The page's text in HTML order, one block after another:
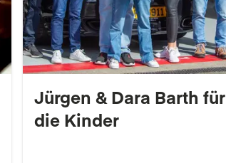
Jürgen & Dara Barth für
die Kinder